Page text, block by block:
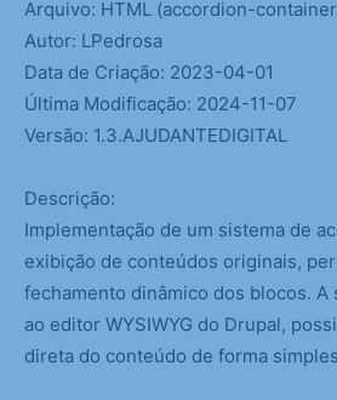
Arquivo: HTML (accordion-
Autor: LPedrosa
Data de Criação: 2023-04-01
Última Modificação: 2024-11-07
Versão: 1.3.AJUDANTEDIGITAL
Descrição:
Implementação de um sistema de
exibição de conteúdos originais,
fechamento dinâmico dos blocos.
ao editor WYSIWYG do Drupal,
direta do conteúdo de forma